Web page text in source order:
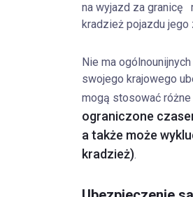
na wyjazd za granicę
kradzież pojazdu jego
Nie ma
swojego krajowego
mogą stosować
ograniczone
a także może
kradzież).